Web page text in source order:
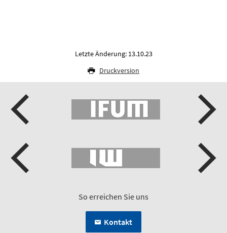
Letzte Änderung: 13.10.23
Druckversion
So erreichen Sie uns
Kontakt